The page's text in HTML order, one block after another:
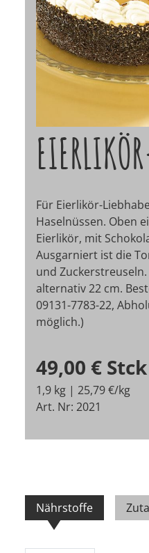
Für Eierlikör-
Haselnüssen. Oben
Eierlikör, mit
Ausgarniert ist die
und
alternativ 22 cm.
09131-7783-22,
möglich.)
49,00 € Stck
1,9 kg | 25,79 €/kg
Art. Nr: 2021
Nährstoffe